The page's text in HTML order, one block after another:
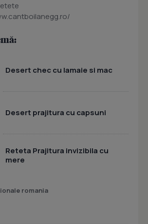
Desert chec cu lamaie si mac
Desert prajitura cu capsuni
Reteta Prajitura invizibila cu
mere
romania